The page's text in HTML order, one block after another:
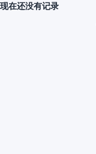
现在还没有记录